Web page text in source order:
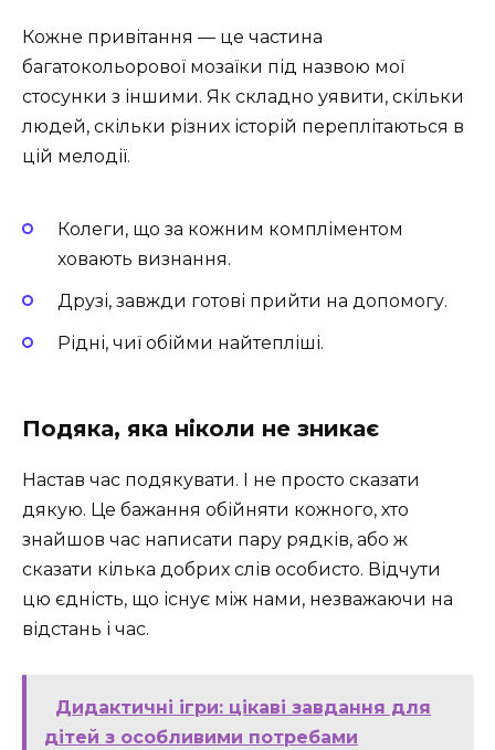
Кожне привітання — це частина
багатокольорової мозаїки під назвою мої
стосунки з іншими. Як складно уявити, скільки
людей, скільки різних історій переплітаються в
цій мелодії.
Колеги, що за кожним компліментом
ховають визнання.
Друзі, завжди готові прийти на допомогу.
Рідні, чиї обійми найтепліші.
Подяка, яка ніколи не зникає
Настав час подякувати. І не просто сказати
дякую. Це бажання обійняти кожного, хто
знайшов час написати пару рядків, або ж
сказати кілька добрих слів особисто. Відчути
цю єдність, що існує між нами, незважаючи на
відстань і час.
Дидактичні ігри: цікаві завдання для
дітей з особливими потребами